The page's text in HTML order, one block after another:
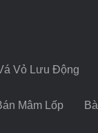
Vỏ Lưu Động
Mâm Lốp